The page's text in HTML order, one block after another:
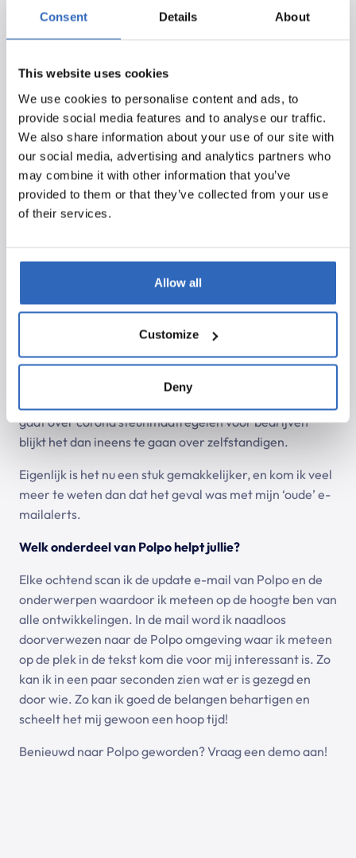
Consent Details About
This website uses cookies
We use cookies to personalise content and ads, to
provide social media features and to analyse our traffic.
We also share information about your use of our site with
our social media, advertising and analytics partners who
may combine it with other information that you’ve
provided to them or that they’ve collected from your use
of their services.
Allow all
Customize
Deny
ochtend heel veel mails. Gezien de veelheid aan
voorheen kreeg, staat ook veel informatie waar ik
helemaal niet in geïnteresseerd ben en niet hoef te
weten. Denk bij EZK bijvoorbeeld aan de aardbevingen,
dat betreft zelfstandigen niet. Ik moet wel steeds al die
mails doornemen om te kijken of er relevante
documenten zijn en of er iets in staat waar ik wel iets
mee kan.
Hier lost Polpo voor mij een groot probleem op. Ik kan
profiel instellen waarna Polpo voor mij alle relevante
informatie mooi bundelt. De informatie komt nu ook
juist tot mij doordat Polpo doordringt tot het
maar nu weet ik dat er ook inhoudelijk over een
onderwerp is gesproken omdat Polpo dit voor mij
doorleest. In verslagen spring je meteen naar de juiste
gaat over corona steunmaatregelen voor bedrijven
blijkt het dan ineens te gaan over zelfstandigen.
Eigenlijk is het nu een stuk gemakkelijker, en kom ik veel
meer te weten dan dat het geval was met mijn ‘oude’ e-
mailalerts.
Welk onderdeel van Polpo helpt jullie?
Elke ochtend scan ik de update e-mail van Polpo en de
onderwerpen waardoor ik meteen op de hoogte ben van
alle ontwikkelingen. In de mail word ik naadloos
doorverwezen naar de Polpo omgeving waar ik meteen
op de plek in de tekst kom die voor mij interessant is. Zo
kan ik in een paar seconden zien wat er is gezegd en
door wie. Zo kan ik goed de belangen behartigen en
scheelt het mij gewoon een hoop tijd!
Benieuwd naar Polpo geworden?Vraag een demo aan!